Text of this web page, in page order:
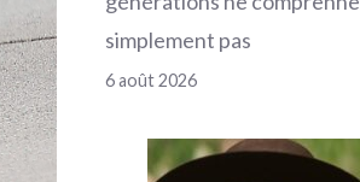
simplement pas
6 août 2026